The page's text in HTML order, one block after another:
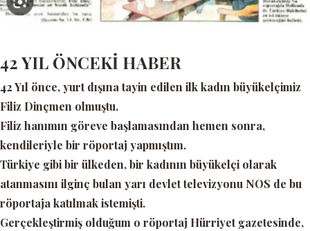
42 YIL ÖNCEKİ HABER
42 Yıl önce, yurt dışına tayin edilen ilk kadın büyükelçimiz
Filiz Dinçmen olmuştu.
Filiz hanımın göreve başlamasından hemen sonra,
kendileriyle bir röportaj yapmıştım.
Türkiye gibi bir ülkeden, bir kadının büyükelçi olarak
atanmasını ilginç bulan yarı devlet televizyonu NOS de bu
röportaja katılmak istemişti.
Gerçekleştirmiş olduğum o röportaj Hürriyet gazetesinde,